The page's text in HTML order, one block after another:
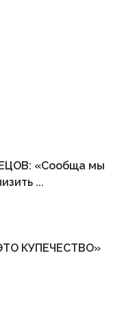
«Сообща мы
...
КУПЕЧЕСТВО»